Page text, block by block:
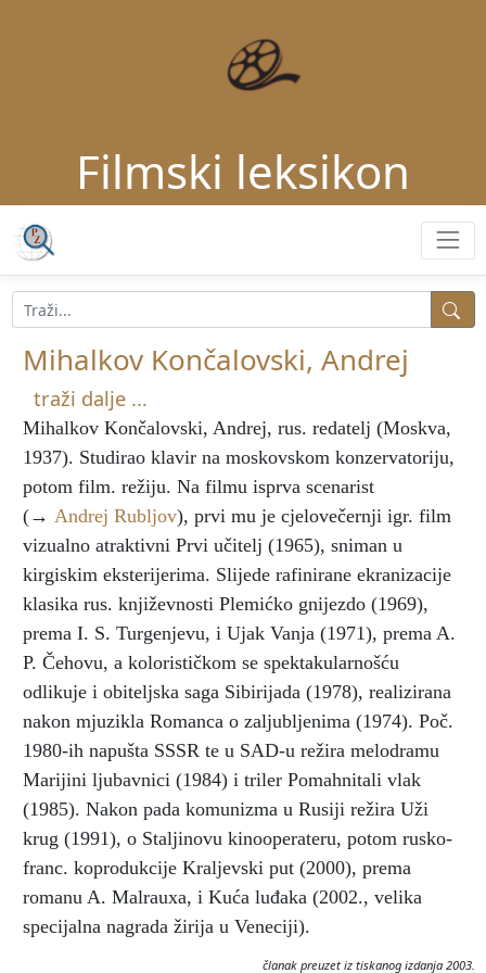
Filmski leksikon
Mihalkov Končalovski, Andrej
traži dalje ...
Mihalkov Končalovski, Andrej, rus. redatelj (Moskva,
1937). Studirao klavir na moskovskom konzervatoriju,
potom film. režiju. Na filmu isprva scenarist
(→ Andrej Rubljov), prvi mu je cjelovečernji igr. film
vizualno atraktivni Prvi učitelj (1965), sniman u
kirgiskim eksterijerima. Slijede rafinirane ekranizacije
klasika rus. književnosti Plemićko gnijezdo (1969),
prema I. S. Turgenjevu, i Ujak Vanja (1971), prema A.
P. Čehovu, a kolorističkom se spektakularnošću
odlikuje i obiteljska saga Sibirijada (1978), realizirana
nakon mjuzikla Romanca o zaljubljenima (1974). Poč.
1980-ih napušta SSSR te u SAD-u režira melodramu
Marijini ljubavnici (1984) i triler Pomahnitali vlak
(1985). Nakon pada komunizma u Rusiji režira Uži
krug (1991), o Staljinovu kinooperateru, potom rusko-
franc. koprodukcije Kraljevski put (2000), prema
romanu A. Malrauxa, i Kuća luđaka (2002., velika
specijalna nagrada žirija u Veneciji).
članak preuzet iz tiskanog izdanja 2003.